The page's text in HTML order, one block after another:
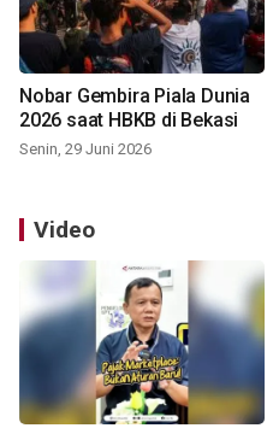
Nobar Gembira Piala Dunia
2026 saat HBKB di Bekasi
Senin, 29 Juni 2026
Video